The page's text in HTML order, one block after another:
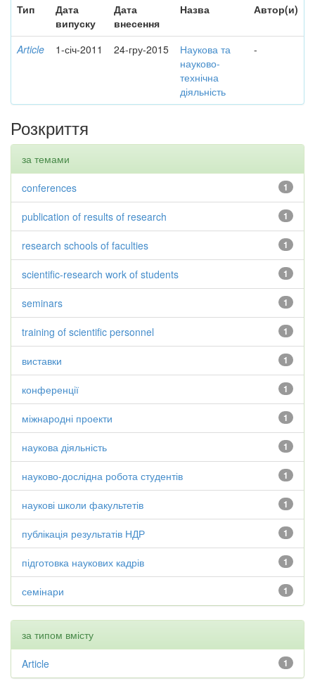
Тип
Дата
випуску
Дата
внесення
Назва Автор(и)
Article 1-січ-2011 24-гру-2015
Наукова та
науково-
технічна
діяльність
-
Розкриття
за темами
1
conferences
1
publication of results of research
1
research schools of faculties
1
scientific-research work of students
1
seminars
1
training of scientific personnel
1
виставки
1
конференції
1
міжнародні проекти
1
наукова діяльність
1
науково-дослідна робота студентів
1
наукові школи факультетів
1
публікація результатів НДР
1
підготовка наукових кадрів
1
семінари
за типом вмісту
1
Article